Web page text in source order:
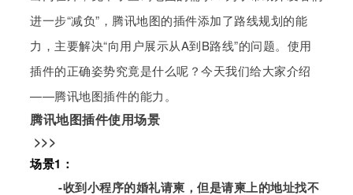
进一步“减负”，腾讯地图的插件添加了路线规划的能
力，主要解决“向用户展示从A到B路线”的问题。使用
插件的正确姿势究竟是什么呢？今天我们给大家介绍
——腾讯地图插件的能力。
腾讯地图插件使用场景
>>>
场景1：
-收到小程序的婚礼请柬，但是请柬上的地址找不